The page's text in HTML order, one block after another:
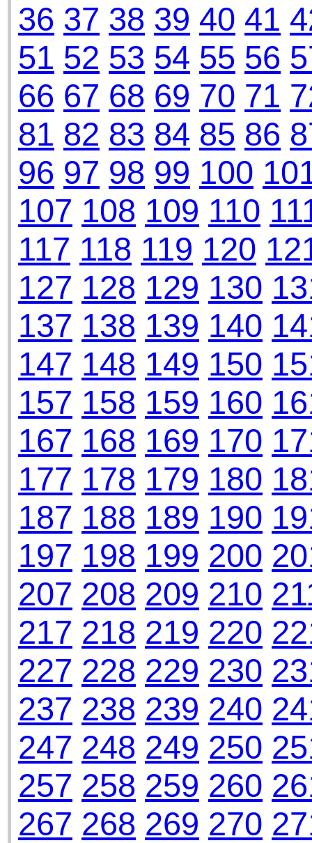
36 37 38 39 40 41
51 52 53 54 55 56
66 67 68 69 70 71
81 82 83 84 85 86
96 97 98 99 100
107 108 109 110
117 118 119 120
127 128 129 130
137 138 139 140
147 148 149 150
157 158 159 160
167 168 169 170
177 178 179 180
187 188 189 190
197 198 199 200
207 208 209 210
217 218 219 220
227 228 229 230
237 238 239 240
247 248 249 250
257 258 259 260
267 268 269 270